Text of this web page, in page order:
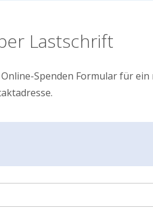
Lastschrift
Spenden Formular für